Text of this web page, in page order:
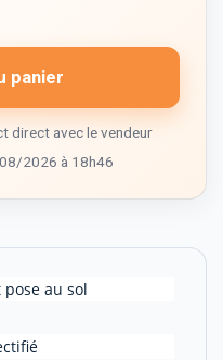
panier
direct avec le vendeur
2026 à 18h46
au sol